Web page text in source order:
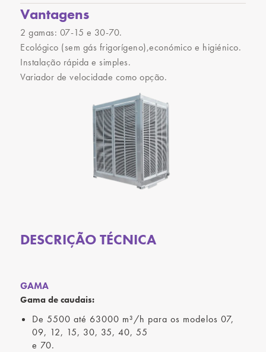
Vantagens
2 gamas: 07-15 e 30-70.
Ecológico (sem gás frigorígeno),económico e higiénico.
Instalação rápida e simples.
Variador de velocidade como opção.
DESCRIÇÃO TÉCNICA
GAMA
Gama de caudais:
De 5500 até 63000 m³/h para os modelos 07,
09, 12, 15, 30, 35, 40, 55
e 70.